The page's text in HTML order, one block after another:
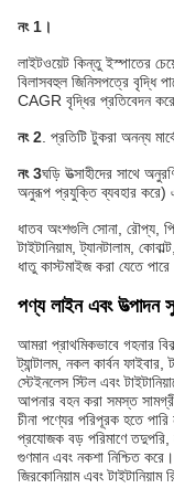
নং 1।
লাইটওয়েট কিন্তু ইস্পাতের
বিলাসবহুল জিনিসপত্রে বৃদ্ধি
CAGR বৃদ্ধির প্রতিবেদন
নং 2 . প্রতিটি টুকরা অনন্য
নং 3ঘড়ি উত্সাহীদের
অনুরূপ প্রযুক্তি ব্যবহার করে)
ধাতব অংশগুলি সোনা, রৌপ্য,
টাইটানিয়াম, ট্যানটালাম,
ধাতু কাস্টমাইজ করা যেতে
পণ্য লাইন এবং উত্পাদন
আমরা প্রাথমিকভাবে গহনার
ট্যান্টালম, নকল কার্বন ফাইবার,
স্টেইনলেস স্টিল এবং
আপনার বহন করা সমস্ত
চীনা পণ্যের পরিপূরক হতে পারি
প্রযোজক বড় পরিমাণে তদুপরি,
গুণমান এবং নকশা নিশ্চিত
জিরকোনিয়াম এবং